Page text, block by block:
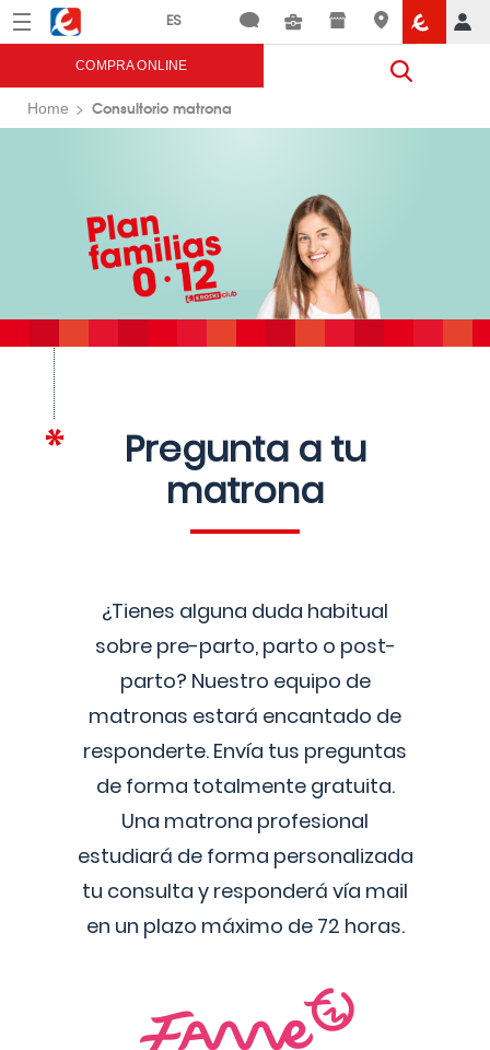
Menú Eroski
COMPRA ONLINE
Home Consultorio matrona
Pregunta a tu
matrona
¿Tienes alguna duda habitual
sobre pre-parto, parto o post-
parto? Nuestro equipo de
matronas estará encantado de
responderte. Envía tus preguntas
de forma totalmente gratuita.
Una matrona profesional
estudiará de forma personalizada
tu consulta y responderá vía mail
en un plazo máximo de 72 horas.